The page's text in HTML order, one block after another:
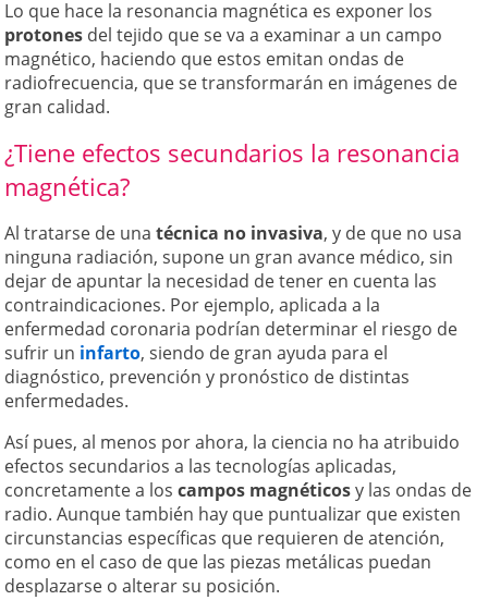
Lo que hace la resonancia magnética es exponer los
protones del tejido que se va a examinar a un campo
magnético, haciendo que estos emitan ondas de
radiofrecuencia, que se transformarán en imágenes de
gran calidad.
¿Tiene efectos secundarios la resonancia
magnética?
Al tratarse de unatécnica no invasiva, y de que no usa
ninguna radiación, supone un gran avance médico, sin
dejar de apuntar la necesidad de tener en cuenta las
contraindicaciones. Por ejemplo, aplicada a la
enfermedad coronaria podrían determinar el riesgo de
sufrir un infarto, siendo de gran ayuda para el
diagnóstico, prevención y pronóstico de distintas
enfermedades.
Así pues, al menos por ahora, la ciencia no ha atribuido
efectos secundarios a las tecnologías aplicadas,
concretamente a loscampos magnéticosy las ondas de
radio. Aunque también hay que puntualizar que existen
circunstancias específicas que requieren de atención,
como en el caso de que las piezas metálicas puedan
desplazarse o alterar su posición.